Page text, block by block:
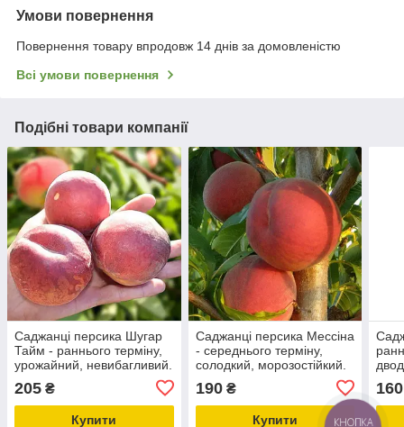
Умови повернення
Повернення товару впродовж 14 днів за домовленістю
Всі умови повернення
Подібні товари компанії
Саджанці персика Шугар
Тайм - раннього терміну,
урожайний, невибагливий.
205 ₴
Купити
Саджанці персика Мессіна
- середнього терміну,
солодкий, морозостійкий.
190₴
Купити
160